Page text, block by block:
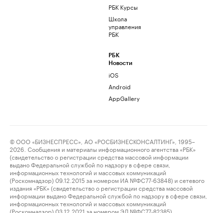
РБК Курсы
Школа
управления
РБК
РБК
Новости
iOS
Android
AppGallery
© ООО «БИЗНЕСПРЕСС», АО «РОСБИЗНЕСКОНСАЛТИНГ», 1995–
2026. Сообщения и материалы информационного агентства «РБК»
(свидетельство о регистрации средства массовой информации
выдано Федеральной службой по надзору в сфере связи,
информационных технологий и массовых коммуникаций
(Роскомнадзор) 09.12.2015 за номером ИА №ФС77-63848) и сетевого
издания «РБК» (свидетельство о регистрации средства массовой
информации выдано Федеральной службой по надзору в сфере связи,
информационных технологий и массовых коммуникаций
(Роскомнадзор) 03.12.2021 за номером ЭЛ №ФС77-82385)